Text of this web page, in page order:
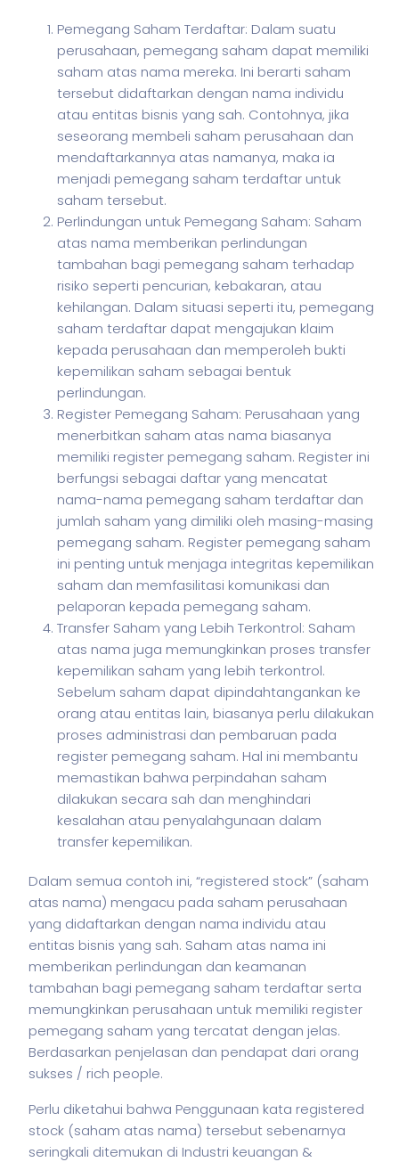
Pemegang Saham Terdaftar: Dalam suatu
perusahaan, pemegang saham dapat memiliki
saham atas nama mereka. Ini berarti saham
tersebut didaftarkan dengan nama individu
atau entitas bisnis yang sah. Contohnya, jika
seseorang membeli saham perusahaan dan
mendaftarkannya atas namanya, maka ia
menjadi pemegang saham terdaftar untuk
saham tersebut.
Perlindungan untuk Pemegang Saham: Saham
atas nama memberikan perlindungan
tambahan bagi pemegang saham terhadap
risiko seperti pencurian, kebakaran, atau
kehilangan. Dalam situasi seperti itu, pemegang
saham terdaftar dapat mengajukan klaim
kepada perusahaan dan memperoleh bukti
kepemilikan saham sebagai bentuk
perlindungan.
Register Pemegang Saham: Perusahaan yang
menerbitkan saham atas nama biasanya
memiliki register pemegang saham. Register ini
berfungsi sebagai daftar yang mencatat
nama-nama pemegang saham terdaftar dan
jumlah saham yang dimiliki oleh masing-masing
pemegang saham. Register pemegang saham
ini penting untuk menjaga integritas kepemilikan
saham dan memfasilitasi komunikasi dan
pelaporan kepada pemegang saham.
Transfer Saham yang Lebih Terkontrol: Saham
atas nama juga memungkinkan proses transfer
kepemilikan saham yang lebih terkontrol.
Sebelum saham dapat dipindahtangankan ke
orang atau entitas lain, biasanya perlu dilakukan
proses administrasi dan pembaruan pada
register pemegang saham. Hal ini membantu
memastikan bahwa perpindahan saham
dilakukan secara sah dan menghindari
kesalahan atau penyalahgunaan dalam
transfer kepemilikan.
Dalam semua contoh ini, “registered stock” (saham
atas nama) mengacu pada saham perusahaan
yang didaftarkan dengan nama individu atau
entitas bisnis yang sah. Saham atas nama ini
memberikan perlindungan dan keamanan
tambahan bagi pemegang saham terdaftar serta
memungkinkan perusahaan untuk memiliki register
pemegang saham yang tercatat dengan jelas.
Berdasarkan penjelasan dan pendapat dari orang
sukses / rich people.
Perlu diketahui bahwa Penggunaan kata registered
stock (saham atas nama) tersebut sebenarnya
seringkali ditemukan di Industri keuangan &